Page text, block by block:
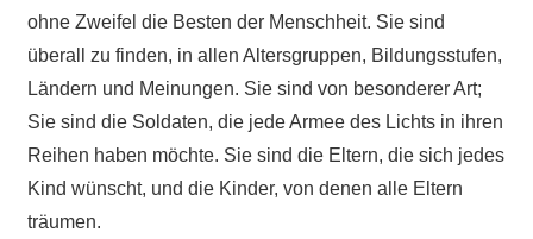
ohne Zweifel die Besten der Menschheit. Sie sind
überall zu finden, in allen Altersgruppen, Bildungsstufen,
Ländern und Meinungen. Sie sind von besonderer Art;
Sie sind die Soldaten, die jede Armee des Lichts in ihren
Reihen haben möchte. Sie sind die Eltern, die sich jedes
Kind wünscht, und die Kinder, von denen alle Eltern
träumen.